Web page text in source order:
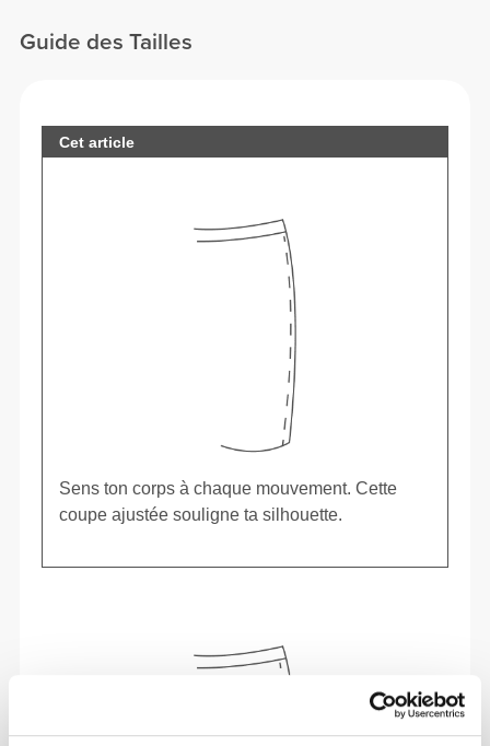
Guide des Tailles
Cet article
Sens ton corps à chaque mouvement. Cette
coupe ajustée souligne ta silhouette.